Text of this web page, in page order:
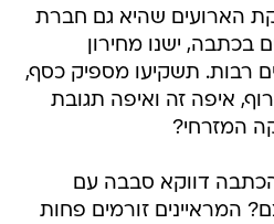
הארועים שהיא גם חברת
בכתבה, ישנו מחירון
רבות. תשקיעו מספיק כסף,
איפה זה ואיפה תגובת
המזרחי?
דווקא סבבה עם
המראיינים זורמים פחות